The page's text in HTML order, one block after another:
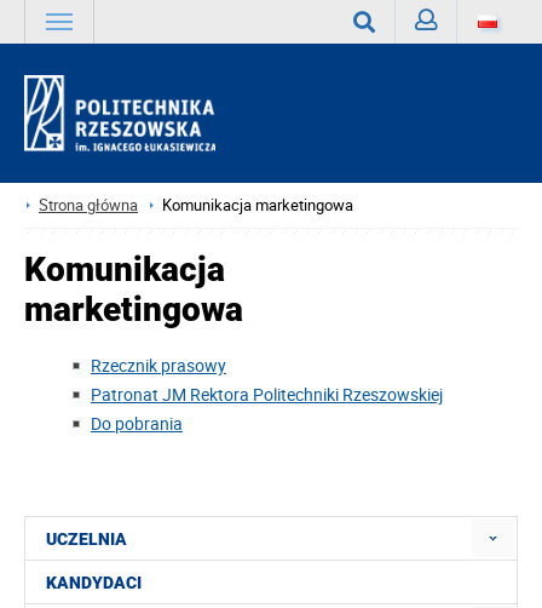
Strona główna Komunikacja marketingowa
Komunikacja
marketingowa
Rzecznik prasowy
Patronat JM Rektora Politechniki Rzeszowskiej
Do pobrania
UCZELNIA
KANDYDACI